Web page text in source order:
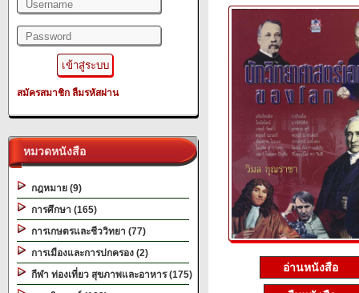
สมัครสมาชิก ลืมรหัสผ่าน
หมวดหนังสือ
กฎหมาย (9)
การศึกษา (165)
การเกษตรและชีววิทยา (77)
การเมืองและการปกครอง (2)
กีฬา ท่องเที่ยว สุขภาพและอาหาร (175)
อ่านหนังสือ